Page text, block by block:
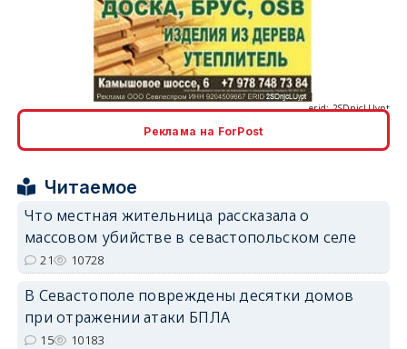
erid: 2SDnjdPjgYS
Реклама на ForPost
Читаемое
Что местная жительница рассказала о
массовом убийстве в севастопольском селе
21 10728
В Севастополе повреждены десятки домов
при отражении атаки БПЛА
15 10183